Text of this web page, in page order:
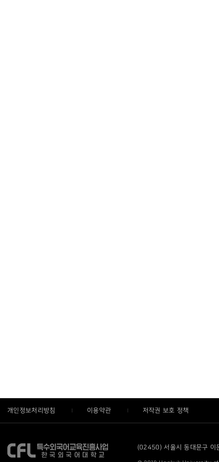
개인정보처리방침 이용약관 저작권 보호 정책
(02450) 서울시 동대문구